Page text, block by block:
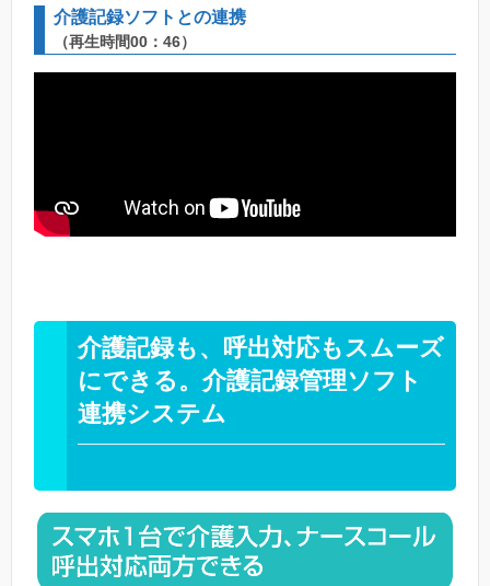
介護記録ソフトとの連携
（再生時間00：46）
介護記録も、呼出対応もスムーズ
にできる。介護記録管理ソフト
連携システム